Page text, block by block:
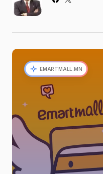
EMARTMALL.MN